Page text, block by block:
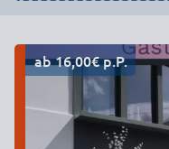
ab 16,00€ p.P.